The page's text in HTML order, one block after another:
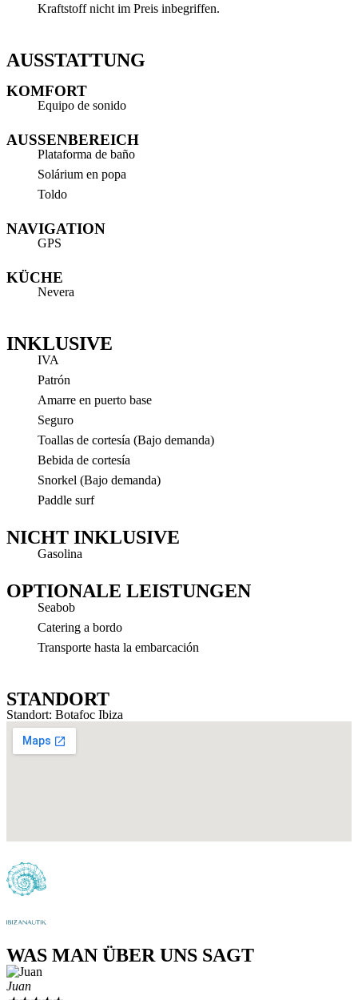
Kraftstoff nicht im Preis inbegriffen.
AUSSTATTUNG
KOMFORT
Equipo de sonido
AUSSENBEREICH
Plataforma de baño
Solárium en popa
Toldo
NAVIGATION
GPS
KÜCHE
Nevera
INKLUSIVE
IVA
Patrón
Amarre en puerto base
Seguro
Toallas de cortesía (Bajo demanda)
Bebida de cortesía
Snorkel (Bajo demanda)
Paddle surf
NICHT INKLUSIVE
Gasolina
OPTIONALE LEISTUNGEN
Seabob
Catering a bordo
Transporte hasta la embarcación
STANDORT
Standort: Botafoc Ibiza
WAS MAN ÜBER UNS SAGT
Juan